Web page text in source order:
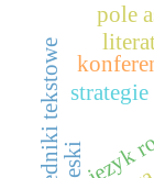
język
pole